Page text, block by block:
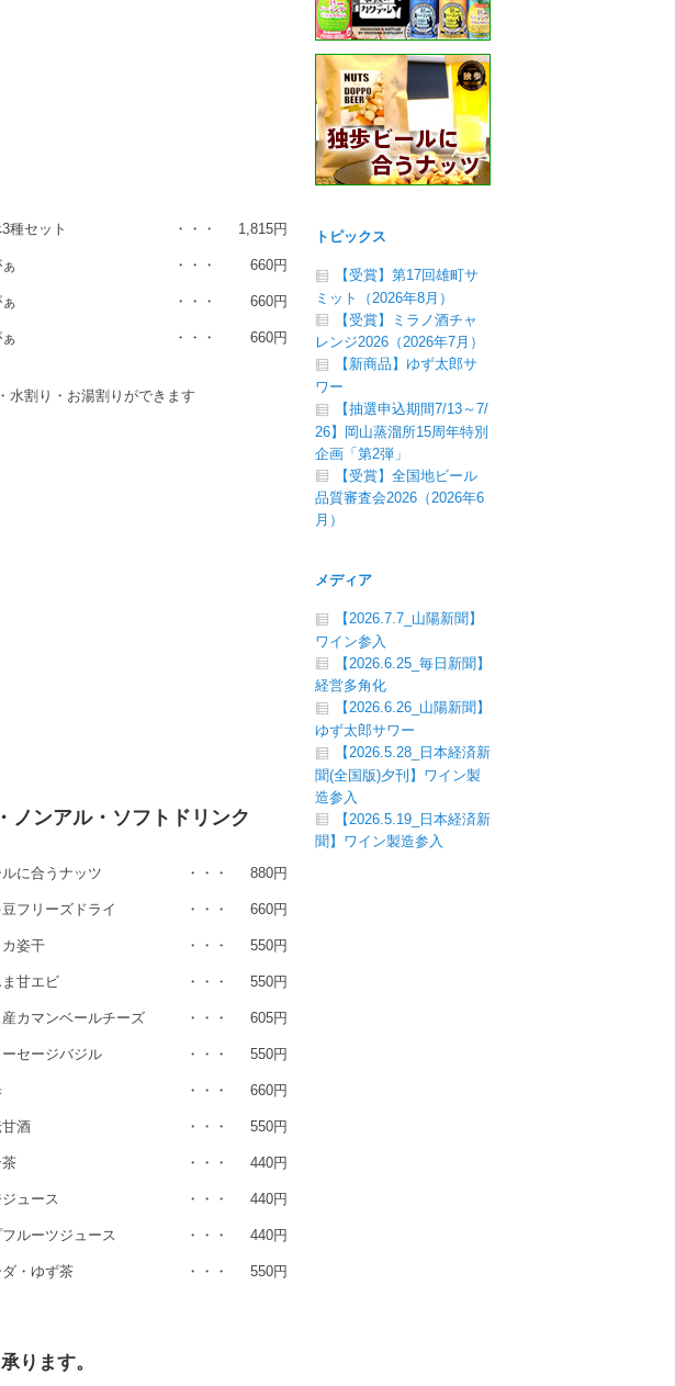
種セット ・・・ 1,815円
・・・ 660円
・・・ 660円
・・・ 660円
水割り・お湯割りができます
ノンアル・ソフトドリンク
に合うナッツ ・・・ 880円
フリーズドライ ・・・ 660円
姿干 ・・・ 550円
甘エビ ・・・ 550円
カマンベールチーズ ・・・ 605円
セージバジル ・・・ 550円
・・・ 660円
酒 ・・・ 550円
・・・ 440円
ュース ・・・ 440円
ルーツジュース ・・・ 440円
・ゆず茶 ・・・ 550円
ります。
トピックス
【受賞】第17回雄町サ
ミット（2026年8月）
【受賞】ミラノ酒チャ
レンジ2026（2026年7月）
【新商品】ゆず太郎サ
ワー
【抽選申込期間7/13～7/
26】岡山蒸溜所15周年特別
企画「第2弾」
【受賞】全国地ビール
品質審査会2026（2026年6
月）
メディア
【2026.7.7_山陽新聞】
ワイン参入
【2026.6.25_毎日新聞】
経営多角化
【2026.6.26_山陽新聞】
ゆず太郎サワー
【2026.5.28_日本経済新
聞(全国版)夕刊】ワイン製
造参入
【2026.5.19_日本経済新
聞】ワイン製造参入